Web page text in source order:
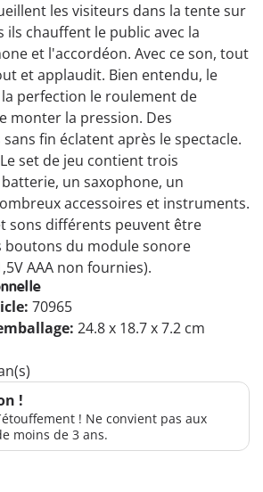
les visiteurs dans la tente sur
ils chauffent le public avec la
et l'accordéon. Avec ce son, tout
et applaudit. Bien entendu, le
perfection le roulement de
monter la pression. Des
fin éclatent après le spectacle.
set de jeu contient trois
un saxophone, un
accessoires et instruments.
sons différents peuvent être
boutons du module sonore
AAA non fournies).
70965
24.8 x 18.7 x 7.2 cm
!
! Ne convient pas aux
moins de 3 ans.